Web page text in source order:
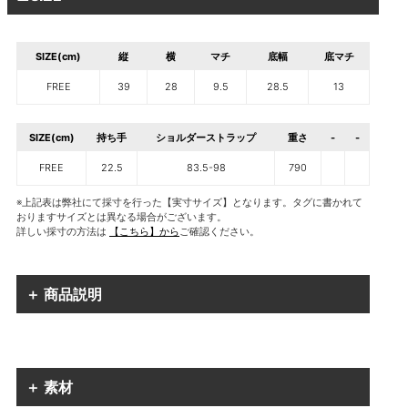
SIZE(cm) 縦 横 マチ 底幅 底マチ
FREE 39 28 9.5 28.5 13
SIZE(cm) 持ち手 ショルダーストラップ 重さ - -
FREE 22.5 83.5-98 790
※上記表は弊社にて採寸を行った【実寸サイズ】となります。タグに書かれて
おりますサイズとは異なる場合がございます。
詳しい採寸の方法は
【こちら】からご確認ください。
＋ 商品説明
＋ 素材